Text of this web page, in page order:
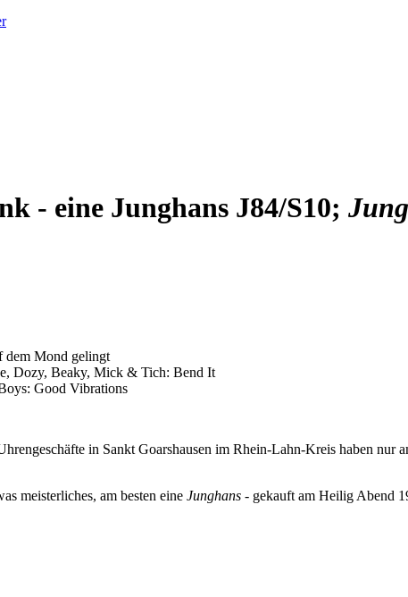
- eine Junghans J84/S10;
dem Mond gelingt
Dozy, Beaky, Mick & Tich: Bend It
Good Vibrations
in Sankt Goarshausen im Rhein-Lahn-Kreis haben nur
meisterliches, am besten eine Junghans - gekauft am Heilig Abend